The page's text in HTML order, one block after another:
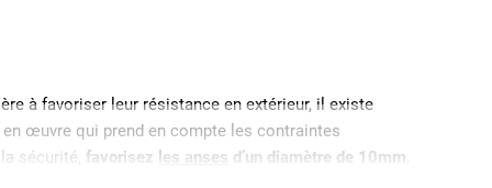
à favoriser leur résistance en extérieur, il existe
œuvre qui prend en compte les contraintes
sécurité, favorisez les anses d’un diamètre de 10mm